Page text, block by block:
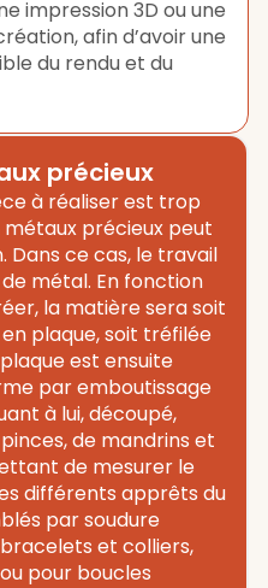
impression 3D ou une
afin d’avoir une
du rendu et du
précieux
à réaliser est trop
précieux peut
Dans ce cas, le travail
métal. En fonction
la matière sera soit
plaque, soit tréfilée
est ensuite
par emboutissage
à lui, découpé,
de mandrins et
de mesurer le
différents apprêts du
par soudure
et colliers,
pour boucles